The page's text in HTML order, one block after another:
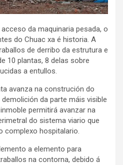
da maquinaria pesada, o
do Chuac xa é historia. A
de derribo da estrutura e
10 plantas, 8 delas sobre
a entullos.
avanza na construción do
da parte máis visible
permitirá avanzar na
do sistema viario que
complexo hospitalario.
a elemento para
na contorna, debido á